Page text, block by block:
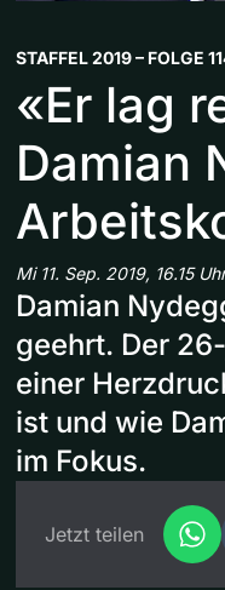
STAFFEL 2019 – FOLGE
«Er lag
Damian
Mi 11. Sep. 2019, 16.15 Uhr
Damian
geehrt. Der
einer
ist und wie
im Fokus.
Jetzt teilen